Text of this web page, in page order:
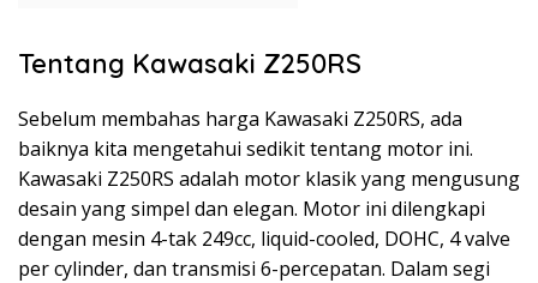
Tentang Kawasaki Z250RS
Sebelum membahas harga Kawasaki Z250RS, ada
baiknya kita mengetahui sedikit tentang motor ini.
Kawasaki Z250RS adalah motor klasik yang mengusung
desain yang simpel dan elegan. Motor ini dilengkapi
dengan mesin 4-tak 249cc, liquid-cooled, DOHC, 4 valve
per cylinder, dan transmisi 6-percepatan. Dalam segi